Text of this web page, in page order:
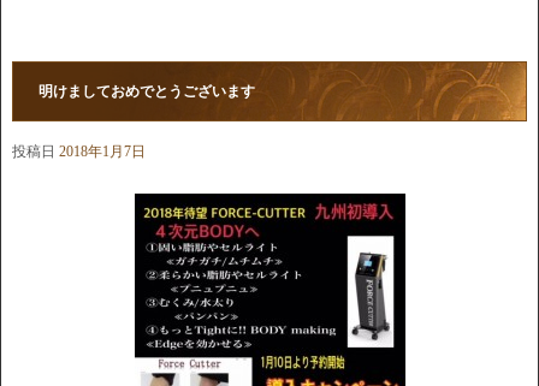
明けましておめでとうございます
投稿日 2018年1月7日